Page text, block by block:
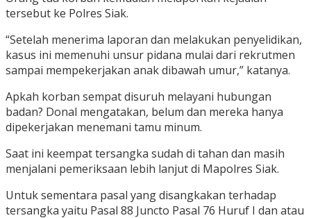
tersebut ke Polres Siak.
“Setelah menerima laporan dan melakukan penyelidikan,
kasus ini memenuhi unsur pidana mulai dari rekrutmen
sampai mempekerjakan anak dibawah umur,” katanya.
Apkah korban sempat disuruh melayani hubungan
badan? Donal mengatakan, belum dan mereka hanya
dipekerjakan menemani tamu minum.
Saat ini keempat tersangka sudah di tahan dan masih
menjalani pemeriksaan lebih lanjut di Mapolres Siak.
Untuk sementara pasal yang disangkakan terhadap
tersangka yaitu Pasal 88 Juncto Pasal 76 Huruf I dan atau